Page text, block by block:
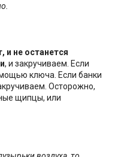
и не останется
, и закручиваем. Если
ключа. Если банки
Осторожно,
щипцы, или